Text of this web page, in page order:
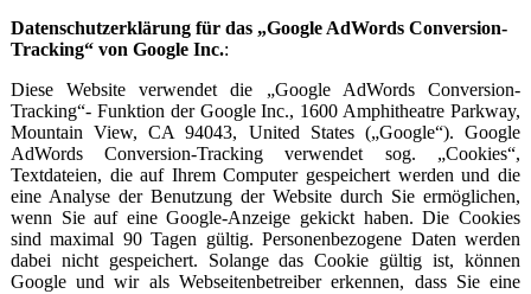
Datenschutzerklärung für das „Google AdWords Conversion-
Tracking“ von Google Inc.:
Diese Website verwendet die „Google AdWords Conversion-
Tracking“- Funktion der Google Inc., 1600 Amphitheatre Parkway,
Mountain View, CA 94043, United States („Google“). Google
AdWords Conversion-Tracking verwendet sog. „Cookies“,
Textdateien, die auf Ihrem Computer gespeichert werden und die
eine Analyse der Benutzung der Website durch Sie ermöglichen,
wenn Sie auf eine Google-Anzeige gekickt haben. Die Cookies
sind maximal 90 Tagen gültig. Personenbezogene Daten werden
dabei nicht gespeichert. Solange das Cookie gültig ist, können
Google und wir als Webseitenbetreiber erkennen, dass Sie eine